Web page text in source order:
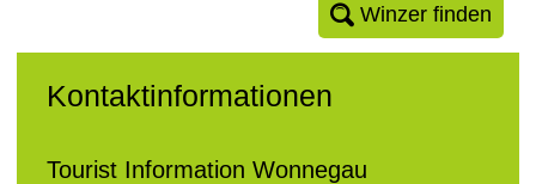
Winzer finden
Kontaktinformationen
Tourist Information Wonnegau